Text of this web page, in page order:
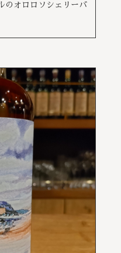
のオロロソシェリーバ